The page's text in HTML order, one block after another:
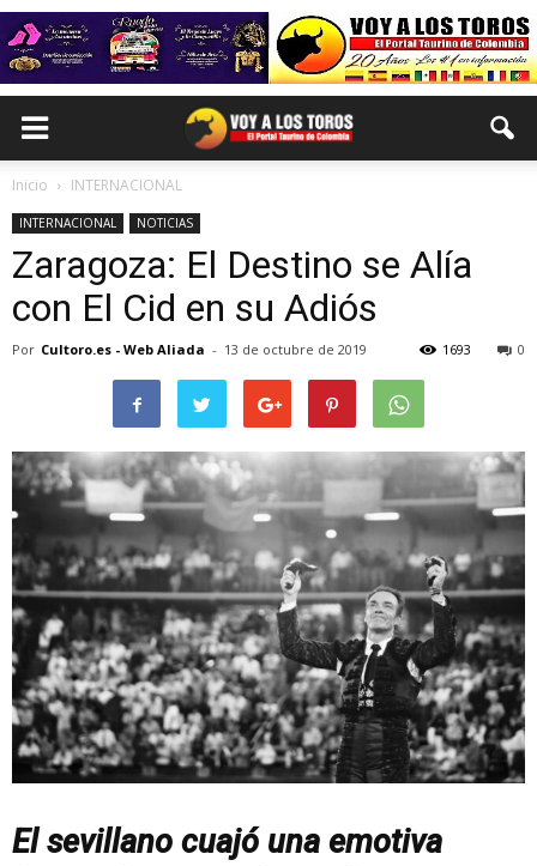
Inicio INTERNACIONAL
INTERNACIONAL NOTICIAS
Zaragoza: El Destino se Alía
con El Cid en su Adiós
Por Cultoro.es - Web Aliada - 13 de octubre de 2019 0
1693
El sevillano cuajó una emotiva